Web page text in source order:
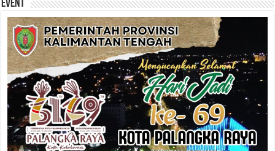
Event